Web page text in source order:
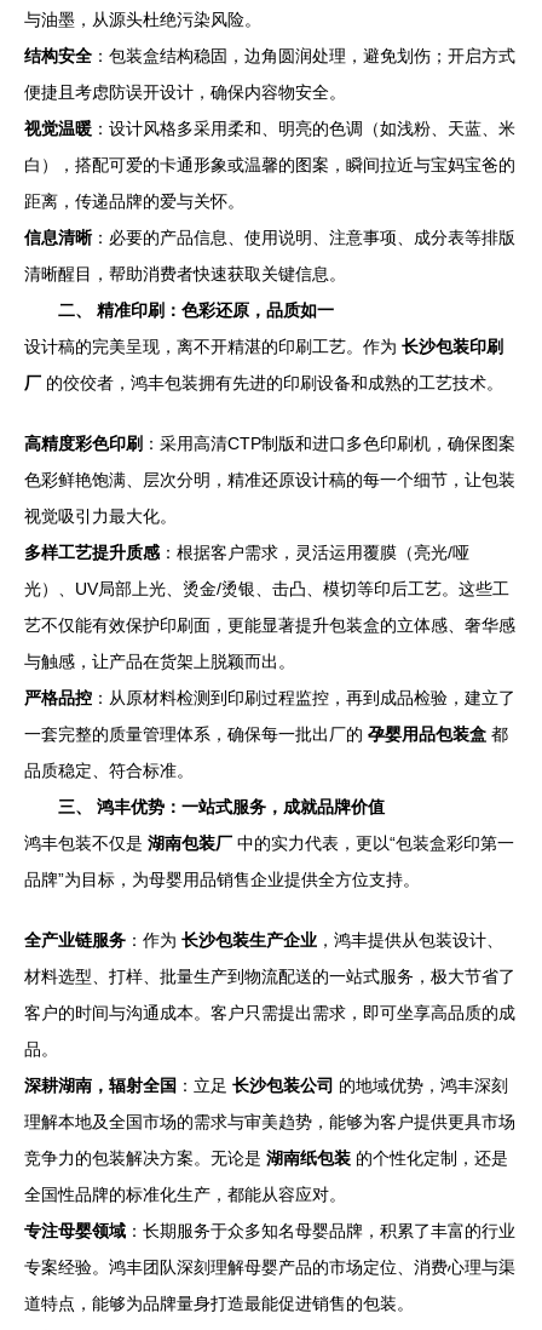
与油墨，从源头杜绝污染风险。
结构安全 ：包装盒结构稳固，边角圆润处理，避免划伤；开启方式
便捷且考虑防误开设计，确保内容物安全。
视觉温暖 ：设计风格多采用柔和、明亮的色调（如浅粉、天蓝、米
白），搭配可爱的卡通形象或温馨的图案，瞬间拉近与宝妈宝爸的
距离，传递品牌的爱与关怀。
信息清晰：必要的产品信息、使用说明、注意事项、成分表等排版
清晰醒目，帮助消费者快速获取关键信息。
二、 精准印刷：色彩还原，品质如一
设计稿的完美呈现，离不开精湛的印刷工艺。作为 长沙包装印刷
厂 的佼佼者，鸿丰包装拥有先进的印刷设备和成熟的工艺技术。
高精度彩色印刷 ：采用高清CTP制版和进口多色印刷机，确保图案
色彩鲜艳饱满、层次分明，精准还原设计稿的每一个细节，让包装
视觉吸引力最大化。
多样工艺提升质感 ：根据客户需求，灵活运用覆膜（亮光/哑
光）、UV局部上光、烫金/烫银、击凸、模切等印后工艺。这些工
艺不仅能有效保护印刷面，更能显著提升包装盒的立体感、奢华感
与触感，让产品在货架上脱颖而出。
严格品控 ：从原材料检测到印刷过程监控，再到成品检验，建立了
一套完整的质量管理体系，确保每一批出厂的 孕婴用品包装盒 都
品质稳定、符合标准。
三、 鸿丰优势：一站式服务，成就品牌价值
鸿丰包装不仅是 湖南包装厂 中的实力代表，更以“包装盒彩印第一
品牌”为目标，为母婴用品销售企业提供全方位支持。
全产业链服务 ：作为 长沙包装生产企业 ，鸿丰提供从包装设计、
材料选型、打样、批量生产到物流配送的一站式服务，极大节省了
客户的时间与沟通成本。客户只需提出需求，即可坐享高品质的成
品。
深耕湖南，辐射全国 ：立足 长沙包装公司 的地域优势，鸿丰深刻
理解本地及全国市场的需求与审美趋势，能够为客户提供更具市场
竞争力的包装解决方案。无论是 湖南纸包装 的个性化定制，还是
全国性品牌的标准化生产，都能从容应对。
专注母婴领域 ：长期服务于众多知名母婴品牌，积累了丰富的行业
专案经验。鸿丰团队深刻理解母婴产品的市场定位、消费心理与渠
道特点，能够为品牌量身打造最能促进销售的包装。